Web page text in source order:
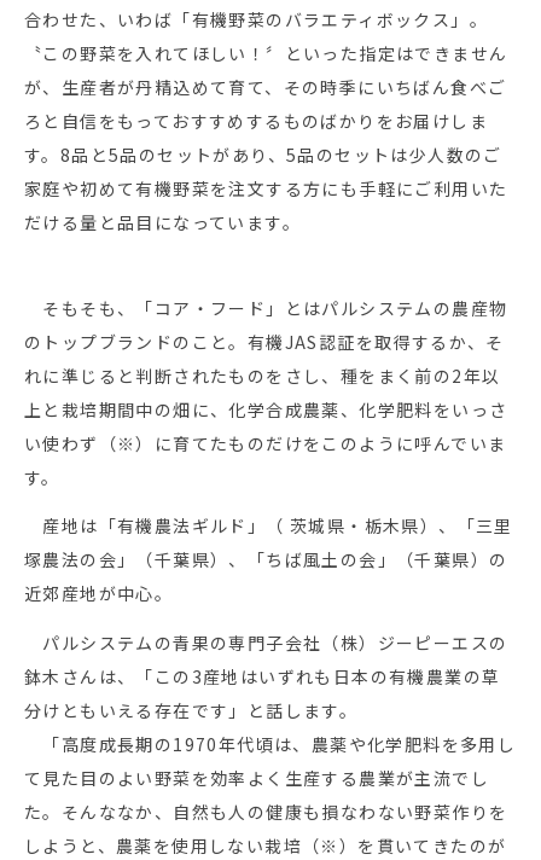
合わせた、いわば「有機野菜のバラエティボックス」。
〝この野菜を入れてほしい！〞といった指定はできません
が、生産者が丹精込めて育て、その時季にいちばん食べご
ろと自信をもっておすすめするものばかりをお届けしま
す。8品と5品のセットがあり、5品のセットは少人数のご
家庭や初めて有機野菜を注文する方にも手軽にご利用いた
だける量と品目になっています。
そもそも、「コア・フード」とはパルシステムの農産物
のトップブランドのこと。有機JAS認証を取得するか、そ
れに準じると判断されたものをさし、種をまく前の2年以
上と栽培期間中の畑に、化学合成農薬、化学肥料をいっさ
い使わず（※）に育てたものだけをこのように呼んでいま
す。
産地は「有機農法ギルド」（ 茨城県・栃木県）、「三里
塚農法の会」（千葉県）、「ちば風土の会」（千葉県）の
近郊産地が中心。
パルシステムの青果の専門子会社（株）ジーピーエスの
鉢木さんは、「この3産地はいずれも日本の有機農業の草
分けともいえる存在です」と話します。
「高度成長期の1970年代頃は、農薬や化学肥料を多用し
て見た目のよい野菜を効率よく生産する農業が主流でし
た。そんななか、自然も人の健康も損なわない野菜作りを
しようと、農薬を使用しない栽培（※）を貫いてきたのが